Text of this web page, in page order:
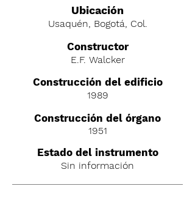
Ubicación
Usaquén, Bogotá, Col.
Constructor
E.F. Walcker
Construcción del edificio
1989
Construcción del órgano
1951
Estado del instrumento
Sin información